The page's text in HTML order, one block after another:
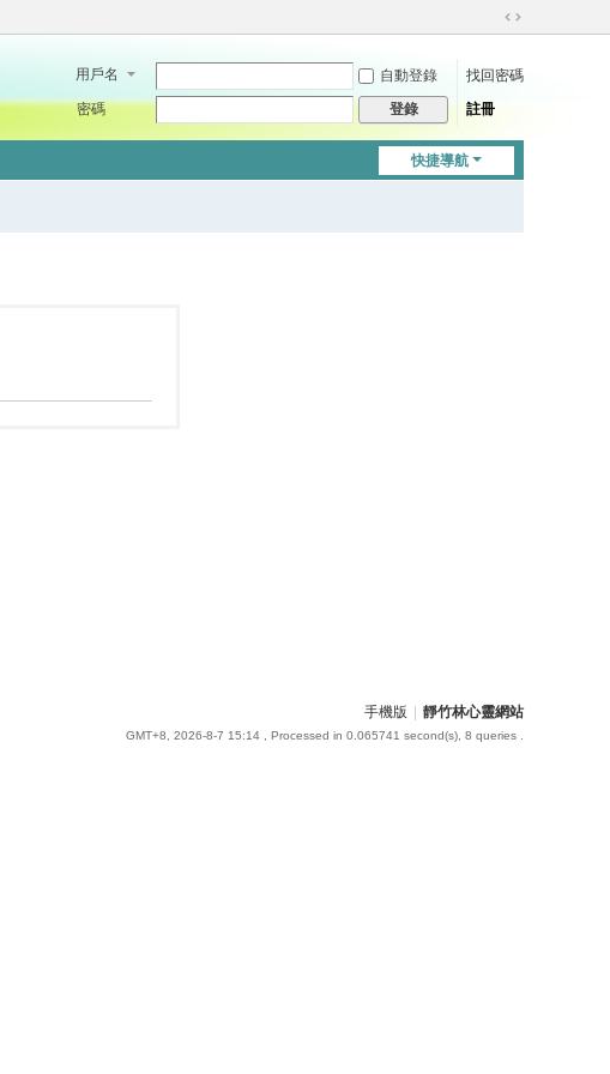
切
到
用戶名 自動登錄
找回密碼
密碼
登錄 註冊
快捷導航
手機版 靜竹林心靈網站
GMT+8, 2026-8-7 15:14 , Processed in 0.065741 second(s), 8 queries .